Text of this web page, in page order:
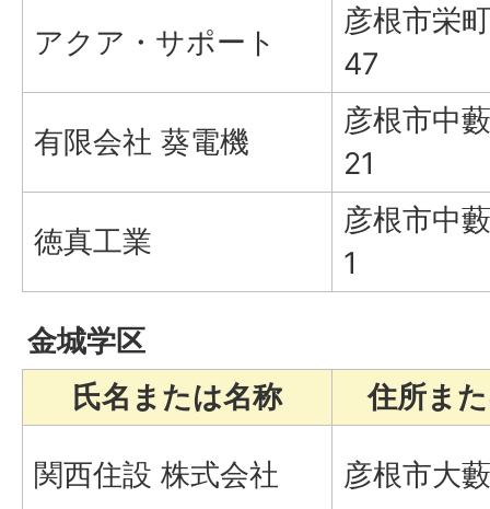
アクア・サポート
彦根市栄
47
有限会社 葵電機
彦根市中
21
徳真工業
彦根市中
1
金城学区
氏名または名称
住所ま
関西住設 株式会社 彦根市大